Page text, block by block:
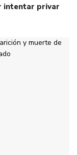
intentar privar